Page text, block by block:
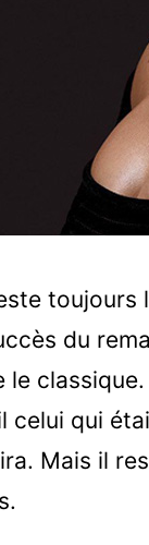
toujours
du
celui qui
Mais il